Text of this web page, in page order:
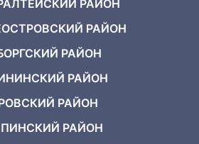
РАЙОН
РАЙОН
РАЙОН
РАЙОН
РАЙОН
РАЙОН